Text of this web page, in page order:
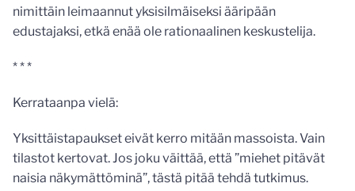
nimittäin leimaannut yksisilmäiseksi ääripään
edustajaksi, etkä enää ole rationaalinen keskustelija.
* * *
Kerrataanpa vielä:
Yksittäistapaukset eivät kerro mitään massoista. Vain
tilastot kertovat. Jos joku väittää, että ”miehet pitävät
naisia näkymättöminä”, tästä pitää tehdä tutkimus.